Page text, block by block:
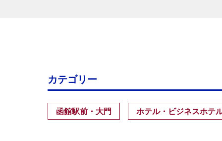
カテゴリー
函館駅前・大門 ホテル・ビジネスホテ